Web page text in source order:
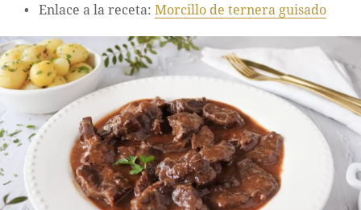
Enlace a la receta: Morcillo de ternera guisado